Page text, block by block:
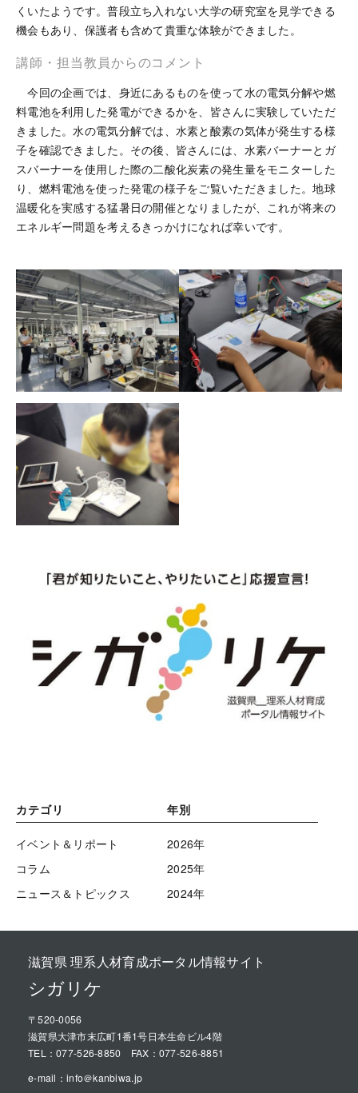
カテゴリ
イベント＆リポート
コラム
ニュース＆トピックス
年別
2026年
2025年
2024年
くいたようです。普段立ち入れない大学の研究室を見学できる
機会もあり、保護者も含めて貴重な体験ができました。
講師・担当教員からのコメント
今回の企画では、身近にあるものを使って水の電気分解や燃
料電池を利用した発電ができるかを、皆さんに実験していただ
きました。水の電気分解では、水素と酸素の気体が発生する様
子を確認できました。その後、皆さんには、水素バーナーとガ
スバーナーを使用した際の二酸化炭素の発生量をモニターした
り、燃料電池を使った発電の様子をご覧いただきました。地球
温暖化を実感する猛暑日の開催となりましたが、これが将来の
エネルギー問題を考えるきっかけになれば幸いです。
滋賀県 理系人材育成ポータル情報サイト
シガリケ
〒520-0056
滋賀県大津市末広町1番1号日本生命ビル4階
TEL：077-526-8850 FAX：077-526-8851
e-mail： info＠kanbiwa.jp